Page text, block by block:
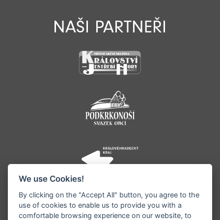
NAŠI PARTNEŘI
We use Cookies!
By clicking on the "Accept All" button, you agree to the
use of cookies to enable us to provide you with a
comfortable browsing experience on our website, to